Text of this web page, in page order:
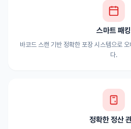
스마트 패킹
바코드 스캔 기반 정확한 포장 시스템으로
다.
정확한 정산